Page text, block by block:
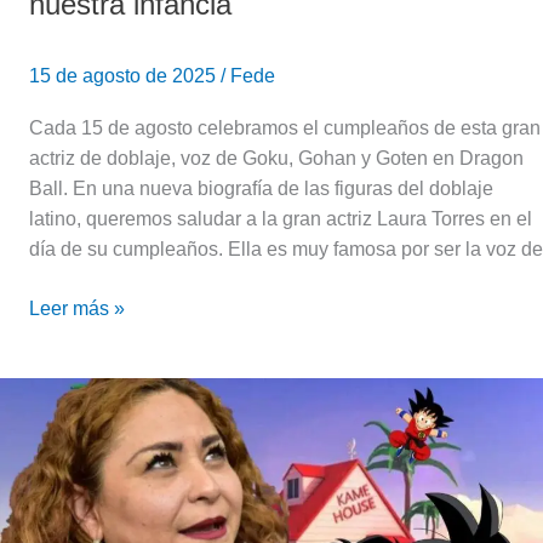
15 de agosto de 2025 / Fede
Cada 15 de agosto celebramos el cumpleaños de esta gran
actriz de doblaje, voz de Goku, Gohan y Goten en Dragon
Ball. En una nueva biografía de las figuras del doblaje
latino, queremos saludar a la gran actriz Laura Torres en el
día de su cumpleaños. Ella es muy famosa por ser la voz de
Leer más »
Laura
Torres
(voz
de
Goku